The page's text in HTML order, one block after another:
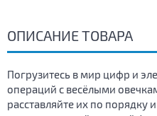
ОПИСАНИЕ ТОВАРА
Погрузитесь в мир цифр и
операций с весёлыми
расставляйте их по порядку